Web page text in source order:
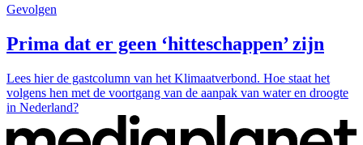
Gevolgen
Prima dat er geen ‘hitteschappen’ zijn
Lees hier de gastcolumn van het Klimaatverbond. Hoe staat het
volgens hen met de voortgang van de aanpak van water en droogte
in Nederland?